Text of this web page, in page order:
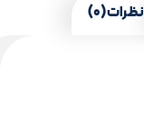
نظرات (0)